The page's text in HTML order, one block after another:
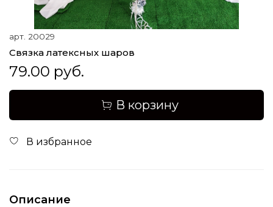
арт. 20029
Связка латексных шаров
79.00 руб.
В корзину
В избранное
Описание